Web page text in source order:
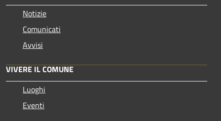
Notizie
Comunicati
Avvisi
VIVERE IL COMUNE
Luoghi
Eventi